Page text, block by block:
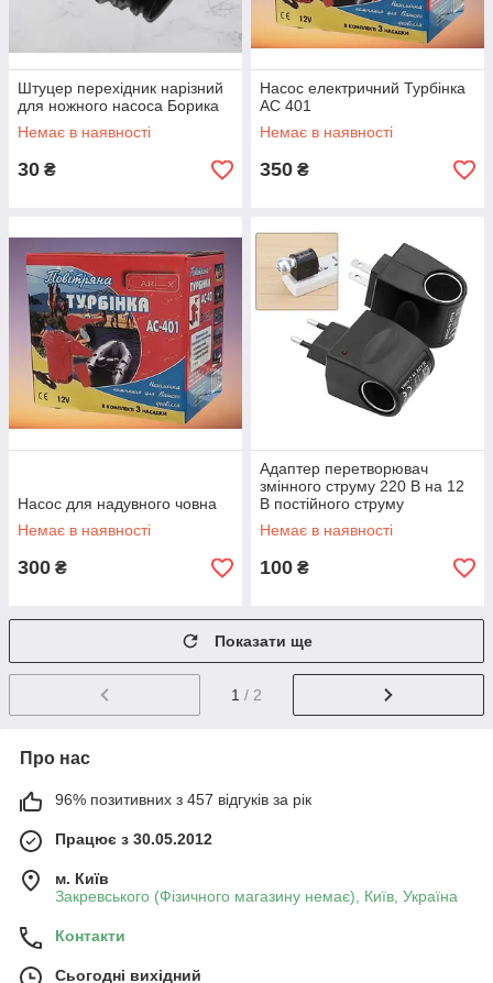
Штуцер перехідник нарізний
для ножного насоса Борика
Немає в наявності
30 ₴
Насос електричний Турбінка
АС 401
Немає в наявності
350 ₴
Насос для надувного човна
Немає в наявності
300 ₴
Адаптер перетворювач
змінного струму 220 В на 12
В постійного струму
Немає в наявності
100 ₴
Показати ще
1 / 2
Про нас
96% позитивних з 457 відгуків за рік
Працює з 30.05.2012
м. Київ
Закревського (Фізичного магазину немає), Київ, Україна
Контакти
Сьогодні вихідний